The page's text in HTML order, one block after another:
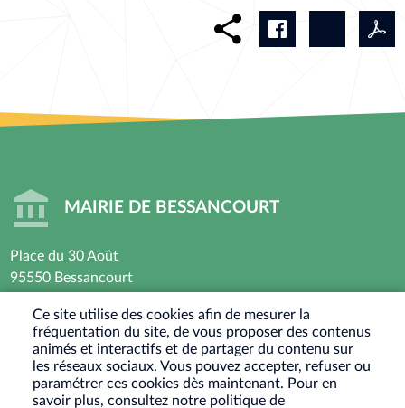
MAIRIE DE BESSANCOURT
Place du 30 Août
95550 Bessancourt
Horaires d’ouverture : Lundi - Mardi - Mercredi -
Vendredi
8h30 - 12h / 13h30-17h30
Ce site utilise des cookies afin de mesurer la
fréquentation du site, de vous proposer des contenus
animés et interactifs et de partager du contenu sur
les réseaux sociaux. Vous pouvez accepter, refuser ou
paramétrer ces cookies dès maintenant. Pour en
savoir plus, consultez notre politique de